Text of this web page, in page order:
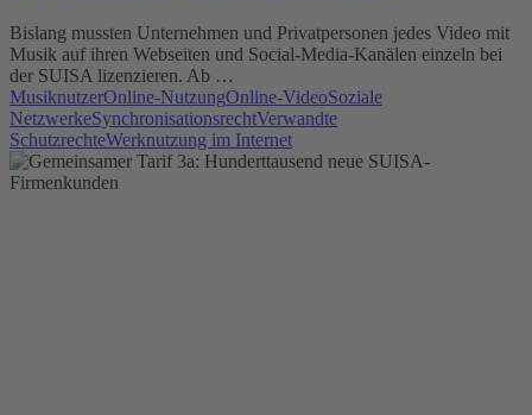
Bislang mussten Unternehmen und Privatpersonen jedes Video mit
Musik auf ihren Webseiten und Social-Media-Kanälen einzeln bei
der SUISA lizenzieren. Ab …
MusiknutzerOnline-NutzungOnline-VideoSoziale
NetzwerkeSynchronisationsrechtVerwandte
SchutzrechteWerknutzung im Internet